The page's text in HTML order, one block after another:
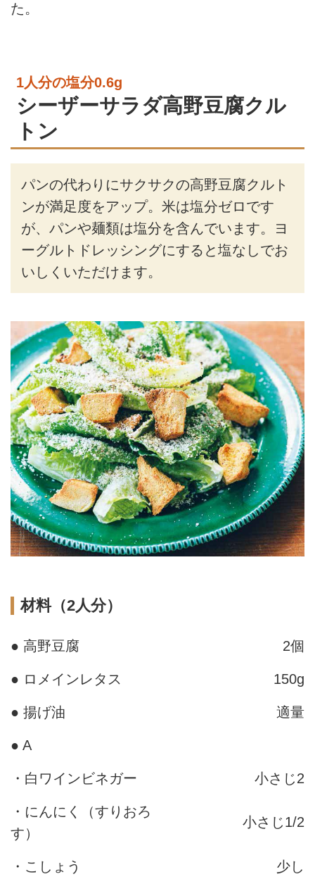
た。
1人分の塩分0.6g
シーザーサラダ高野豆腐クル
トン
パンの代わりにサクサクの高野豆腐クルト
ンが満足度をアップ。米は塩分ゼロです
が、パンや麺類は塩分を含んでいます。ヨ
ーグルトドレッシングにすると塩なしでお
いしくいただけます。
材料（2人分）
● 高野豆腐 2個
● ロメインレタス 150g
● 揚げ油 適量
● A
・白ワインビネガー 小さじ2
・にんにく（すりおろ
す）
小さじ1/2
・こしょう 少し